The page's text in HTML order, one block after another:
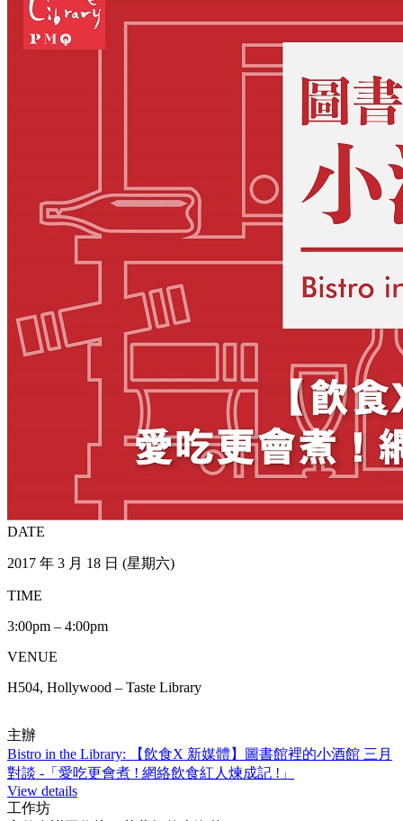
DATE
2017 年 3 月 18 日 (星期六)
TIME
3:00pm – 4:00pm
VENUE
H504, Hollywood – Taste Library
主辦
Bistro in the Library: 【飲食X 新媒體】圖書館裡的小酒館 三月
對談 -「愛吃更會煮 ! 網絡飲食紅人煉成記 !」
View details
工作坊